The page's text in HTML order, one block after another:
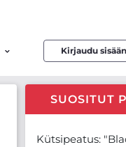
Kirjaudu sisään
SUOSITUT
Kütsipeatus: